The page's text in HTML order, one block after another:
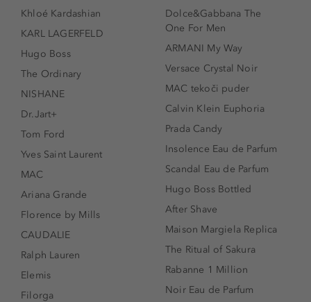
Khloé Kardashian
KARL LAGERFELD
Hugo Boss
The Ordinary
NISHANE
Dr.Jart+
Tom Ford
Yves Saint Laurent
MAC
Ariana Grande
Florence by Mills
CAUDALIE
Ralph Lauren
Elemis
Filorga
Dolce&Gabbana The
One For Men
ARMANI My Way
Versace Crystal Noir
MAC tekoči puder
Calvin Klein Euphoria
Prada Candy
Insolence Eau de Parfum
Scandal Eau de Parfum
Hugo Boss Bottled
After Shave
Maison Margiela Replica
The Ritual of Sakura
Rabanne 1 Million
Noir Eau de Parfum